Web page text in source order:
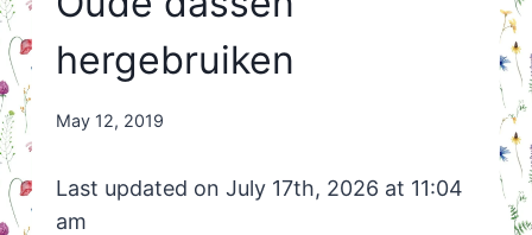
hergebruiken
By
May 12, 2019
Last updated on July 17th, 2026 at 11:04
am